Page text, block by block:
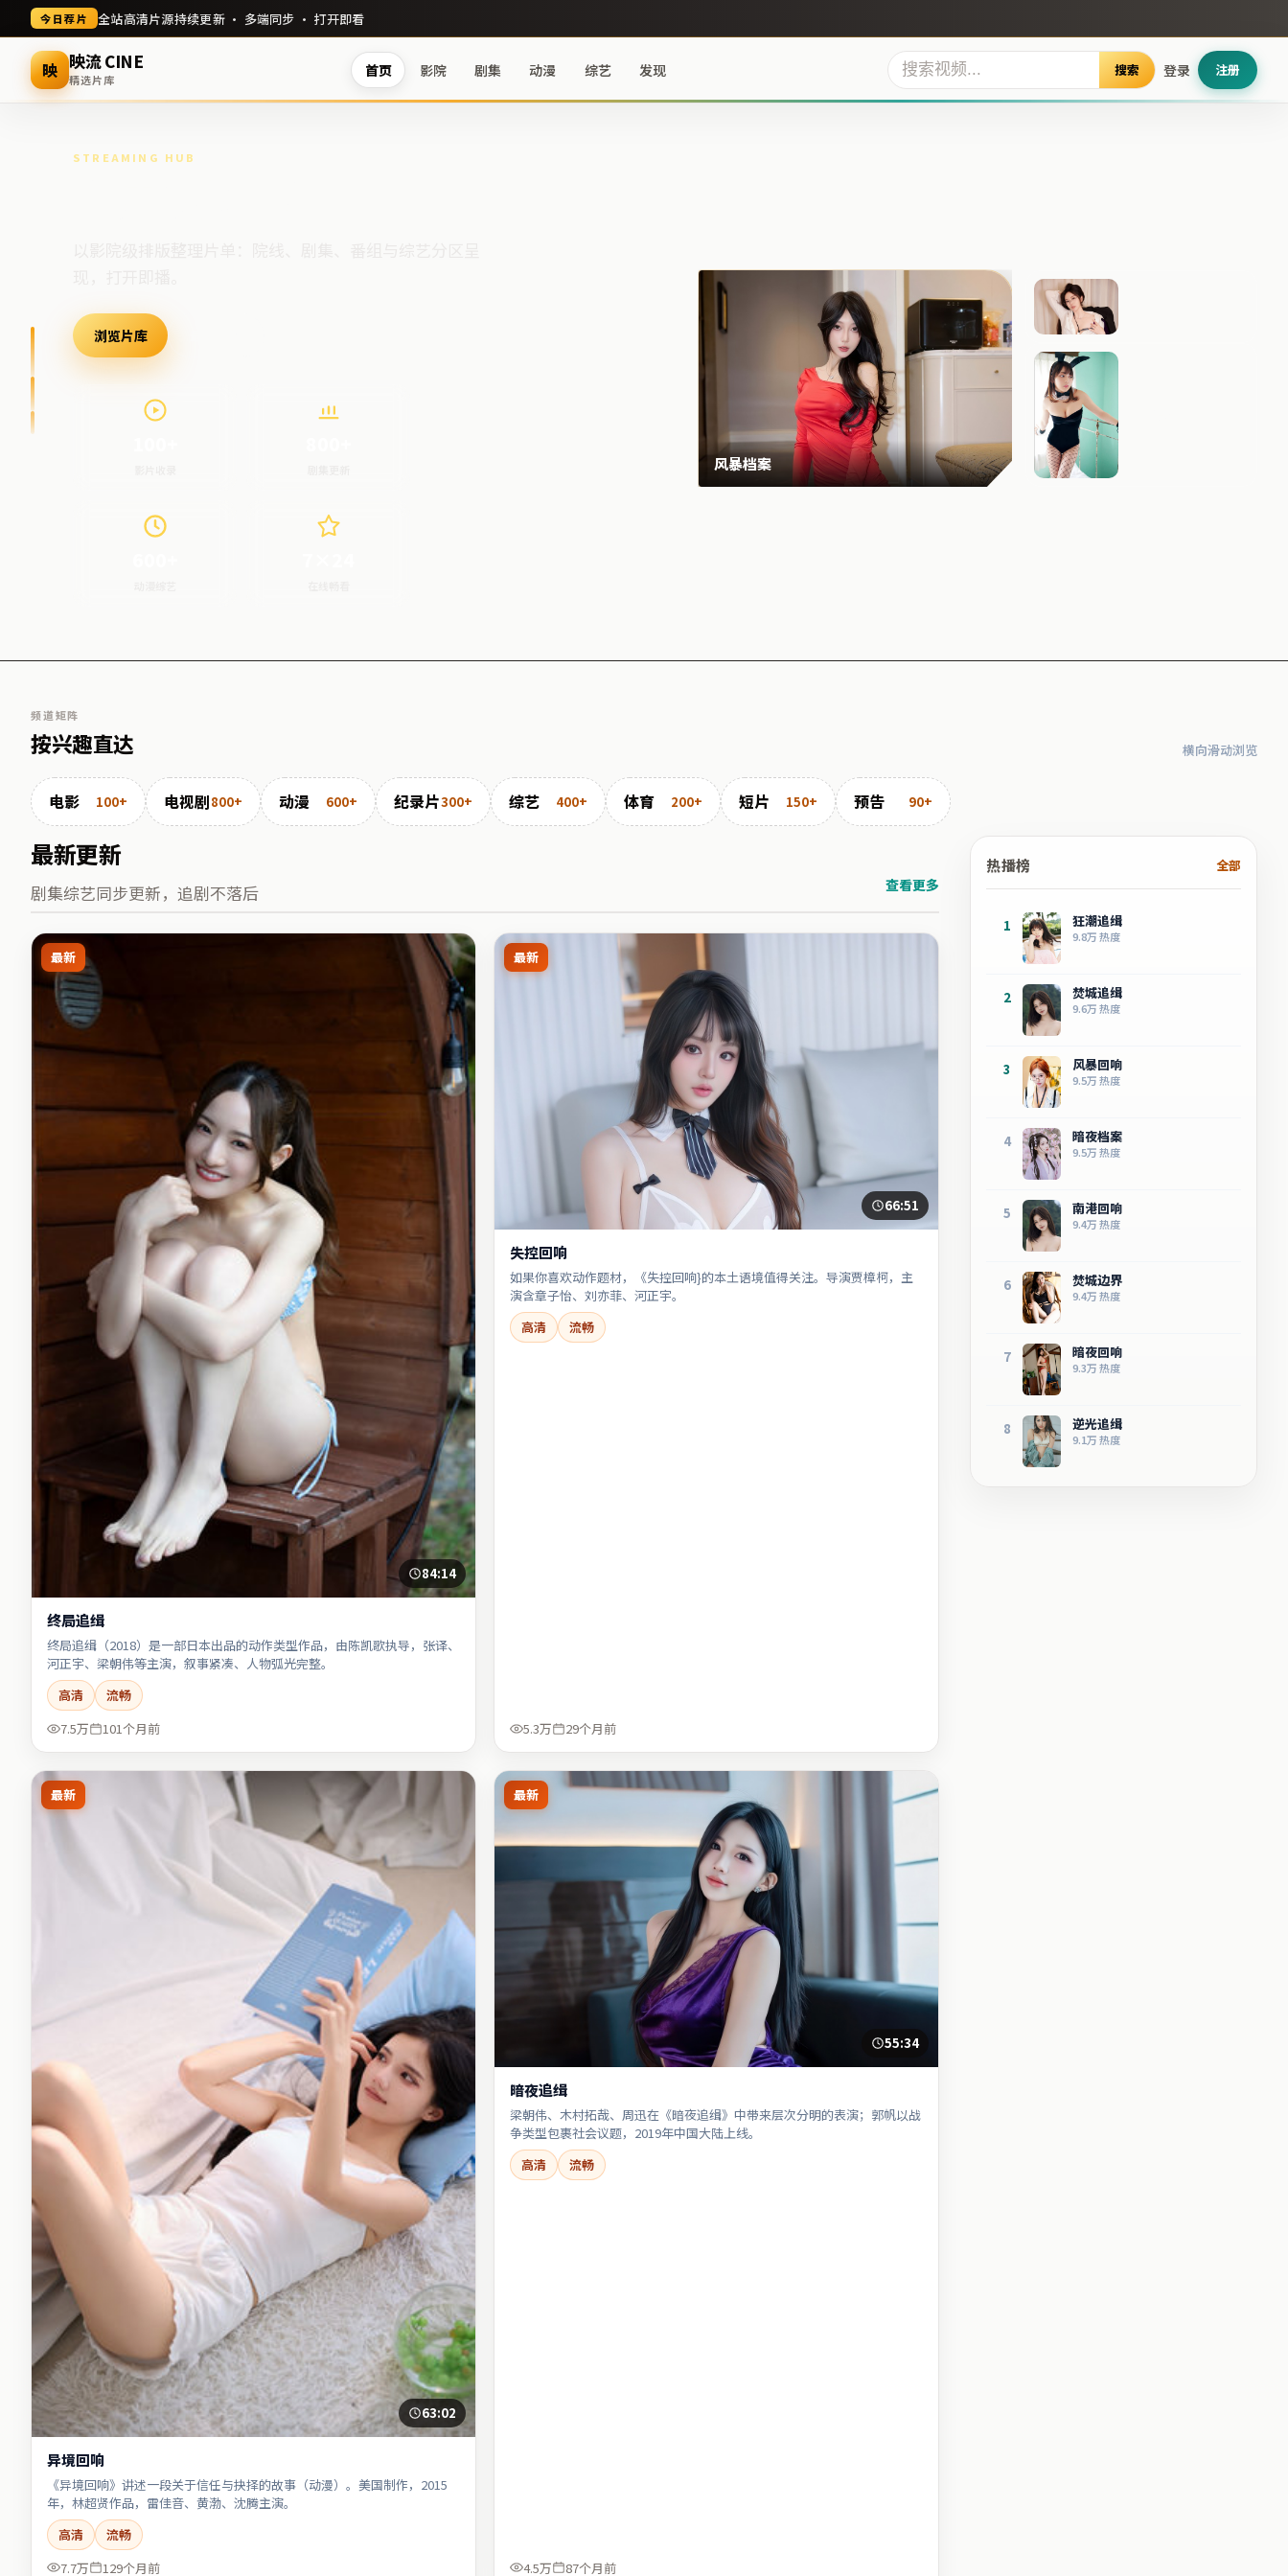
今日荐片 全站高清片源持续更新 · 多端同步 · 打开即看
映 映流 CINE
精选片库 首页 影院 剧集 动漫 综艺 发现 搜索 登录 注册
STREAMING HUB
浏览片库
风暴档案
频道矩阵
按兴趣直达 横向滑动浏览
电影 100+ 电视剧800+ 动漫 600+ 纪录片300+ 综艺 400+ 体育 200+ 短片 150+ 预告 90+
最新更新
剧集综艺同步更新，追剧不落后 查看更多
最新
84:14
终局追缉
终局追缉（2018）是一部日本出品的动作类型作品，由陈凯歌执导，张译、
河正宇、梁朝伟等主演，叙事紧凑、人物弧光完整。
高清
流畅
7.5万
101个月前
最新
66:51
失控回响
如果你喜欢动作题材，《失控回响}的本土语境值得关注。导演贾樟柯，主
演含章子怡、刘亦菲、河正宇。
高清
流畅
5.3万 29个月前
最新
63:02
异境回响
《异境回响》讲述一段关于信任与抉择的故事（动漫）。美国制作，2015
年，林超贤作品，雷佳音、黄渤、沈腾主演。
高清
流畅
7.7万
129个月前
最新
55:34
暗夜追缉
梁朝伟、木村拓哉、周迅在《暗夜追缉》中带来层次分明的表演；郭帆以战
争类型包裹社会议题，2019年中国大陆上线。
高清
流畅
4.5万 87个月前
热播榜 全部
1 狂潮追缉
9.8万热度
2 焚城追缉
9.6万热度
3 风暴回响
9.5万热度
4 暗夜档案
9.5万热度
5 南港回响
9.4万热度
6 焚城边界
9.4万热度
7 暗夜回响
9.3万热度
8 逆光追缉
9.1万热度